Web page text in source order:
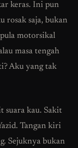
keras. Ini pun
rosak saja, bukan
motorsikal
masa tengah
Aku yang tak
suara kau. Sakit
Tangan kiri
Sejuknya bukan